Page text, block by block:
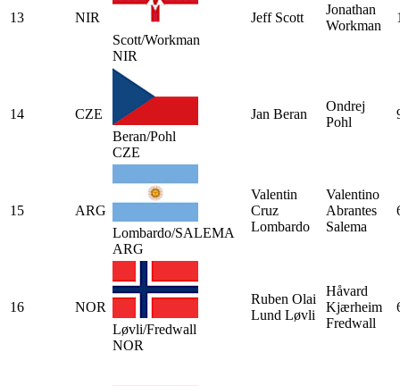
13
NIR
Scott/Workman
NIR
Jeff Scott
Jonathan
Workman
14
CZE
Beran/Pohl
CZE
Jan Beran
Ondrej
Pohl
15
ARG
Lombardo/SALEMA
ARG
Valentin
Cruz
Lombardo
Valentino
Abrantes
Salema
16
NOR
Løvli/Fredwall
NOR
Ruben Olai
Lund Løvli
Håvard
Kjærheim
Fredwall